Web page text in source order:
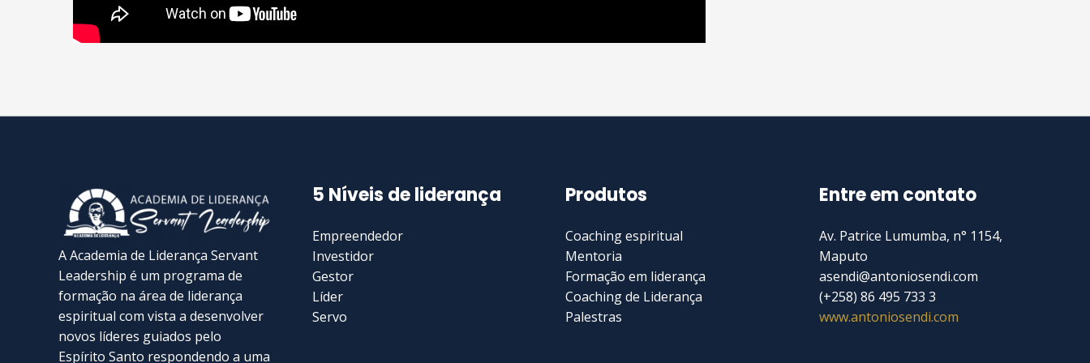
A Academia de Liderança Servant
Leadership é um programa de
formação na área de liderança
espiritual com vista a desenvolver
novos líderes guiados pelo
Espírito Santo respondendo a uma
5 Níveis de liderança
Empreendedor
Investidor
Gestor
Líder
Servo
Produtos
Coaching espiritual
Mentoria
Formação em liderança
Coaching de Liderança
Palestras
Entre em contato
Av. Patrice Lumumba, n° 1154,
Maputo
asendi@antoniosendi.com​
(+258) 86 495 733 3
www.antoniosendi.com